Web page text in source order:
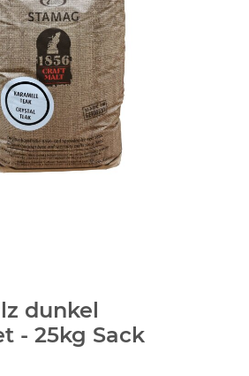
dunkel
- 25kg Sack